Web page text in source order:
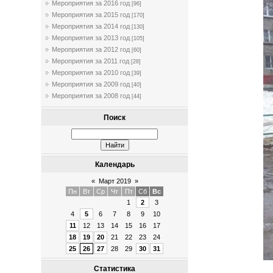
Мероприятия за 2016 год [96]
Мероприятия за 2015 год [170]
Мероприятия за 2014 год [130]
Мероприятия за 2013 год [105]
Мероприятия за 2012 год [60]
Мероприятия за 2011 год [28]
Мероприятия за 2010 год [39]
Мероприятия за 2009 год [40]
Мероприятия за 2008 год [44]
Поиск
Календарь
« Март 2019 »
Пн
Вт Ср Чт Пт Сб
Вс
1
2
3
4
5 6 7 8 9
10
11
12 13 14 15 16
17
18
19 20 21 22 23
24
25
26 27 28 29 30 31
Статистика